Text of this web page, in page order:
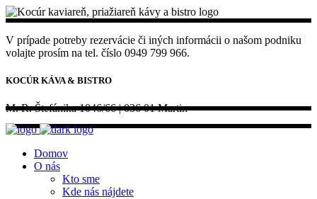
V prípade potreby rezervácie či iných informácii o našom podniku
volajte prosím na tel. číslo 0949 799 966.
KOCÚR KÁVA & BISTRO
M. R. Štefánika 1046/66 | 036 01 Martin
Domov
O nás
Kto sme
Kde nás nájdete